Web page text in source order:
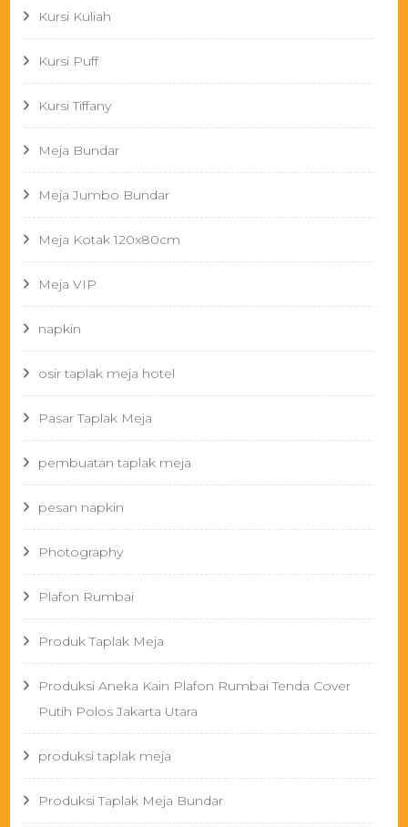
Kursi Kuliah
Kursi Puff
Kursi Tiffany
Meja Bundar
Meja Jumbo Bundar
Meja Kotak 120x80cm
Meja VIP
napkin
osir taplak meja hotel
Pasar Taplak Meja
pembuatan taplak meja
pesan napkin
Photography
Plafon Rumbai
Produk Taplak Meja
Produksi Aneka Kain Plafon Rumbai Tenda Cover
Putih Polos Jakarta Utara
produksi taplak meja
Produksi Taplak Meja Bundar